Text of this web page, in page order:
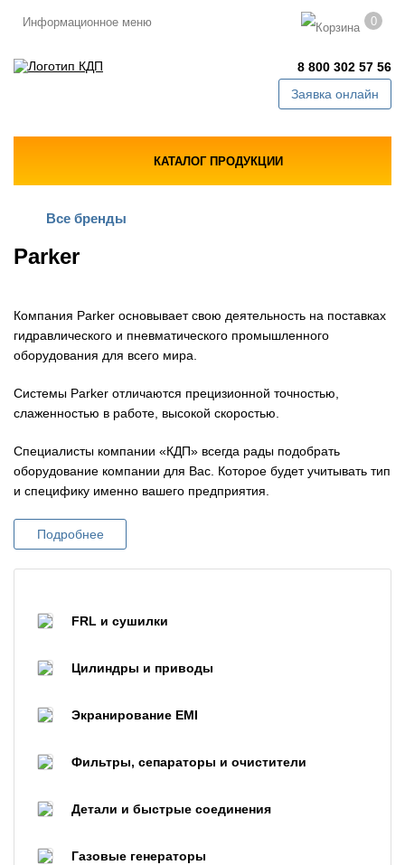
Информационное меню 0
8 800 302 57 56
Заявка онлайн
КАТАЛОГ ПРОДУКЦИИ
Все бренды
Parker
Компания Parker основывает свою деятельность на поставках
гидравлического и пневматического промышленного
оборудования для всего мира.
Системы Parker отличаются прецизионной точностью,
слаженностью в работе, высокой скоростью.
Специалисты компании «КДП» всегда рады подобрать
оборудование компании для Вас. Которое будет учитывать тип
и специфику именно вашего предприятия.
Подробнее
FRL и сушилки
Цилиндры и приводы
Экранирование EMI
Фильтры, сепараторы и очистители
Детали и быстрые соединения
Газовые генераторы